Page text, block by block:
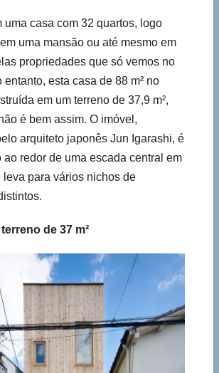
uma casa com 32 quartos, logo
uma mansão ou até mesmo em
propriedades que só vemos no
entanto, esta casa de 88 m² no
em um terreno de 37,9 m²,
é bem assim. O imóvel,
arquiteto japonês Jun Igarashi, é
ao redor de uma escada central em
leva para vários nichos de
de 37 m²